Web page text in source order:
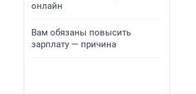
онлайн
Вам обязаны повысить
зарплату — причина